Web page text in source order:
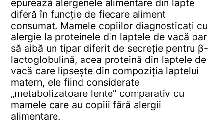
epurează alergenele alimentare din lapte
diferă în funcție de fiecare aliment
consumat. Mamele copiilor diagnosticați cu
alergie la proteinele din laptele de vacă par
să aibă un tipar diferit de secreție pentru β-
lactoglobulină, acea proteină din laptele de
vacă care lipsește din compoziția laptelui
matern, ele fiind considerate
„metabolizatoare lente” comparativ cu
mamele care au copiii fără alergii
alimentare.